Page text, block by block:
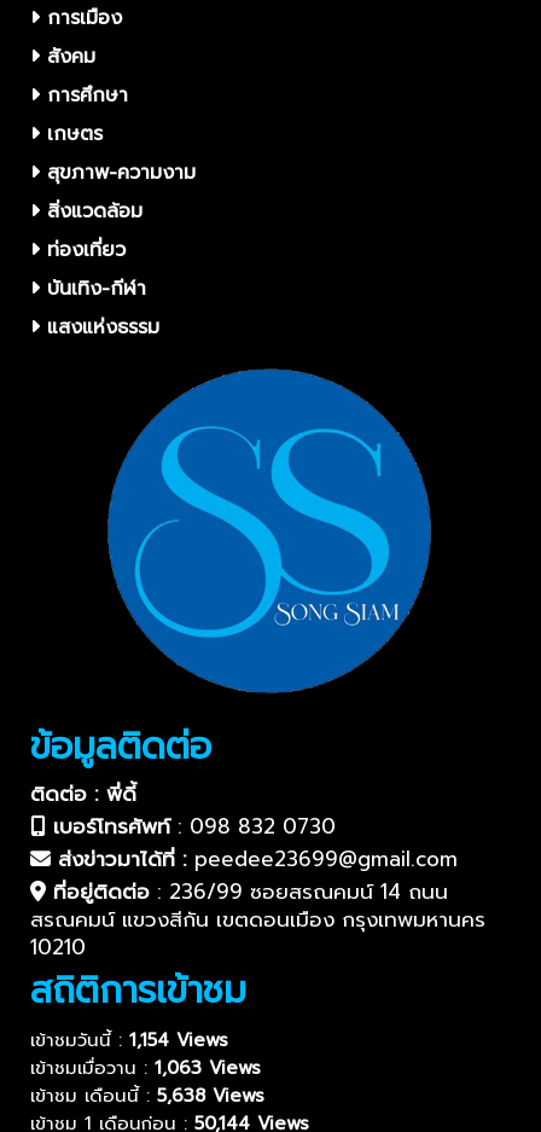
การเมือง
สังคม
การศึกษา
เกษตร
สุขภาพ-ความงาม
สิ่งแวดล้อม
ท่องเที่ยว
บันเทิง-กีฬา
แสงแห่งธรรม
ข้อมูลติดต่อ
ติดต่อ : พี่ดี้
เบอร์โทรศัพท์: 098 832 0730
ส่งข่าวมาได้ที่ : peedee23699@gmail.com
ที่อยู่ติดต่อ : 236/99 ซอยสรณคมน์ 14 ถนน
สรณคมน์ แขวงสีกัน เขตดอนเมือง กรุงเทพมหานคร
10210
สถิติการเข้าชม
เข้าชมวันนี้ : 1,154 Views
เข้าชมเมื่อวาน : 1,063 Views
เข้าชม เดือนนี้ : 5,638 Views
เข้าชม 1 เดือนก่อน : 50,144 Views